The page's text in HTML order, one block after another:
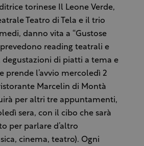
torinese Il Leone Verde,
Teatro di Tela e il trio
danno vita a “Gustose
prevedono reading teatrali e
degustazioni di piatti a tema e
prende l’avvio mercoledì 2
Marcelin di Montà
per altri tre appuntamenti,
sera, con il cibo che sarà
per parlare d’altro
cinema, teatro). Ogni